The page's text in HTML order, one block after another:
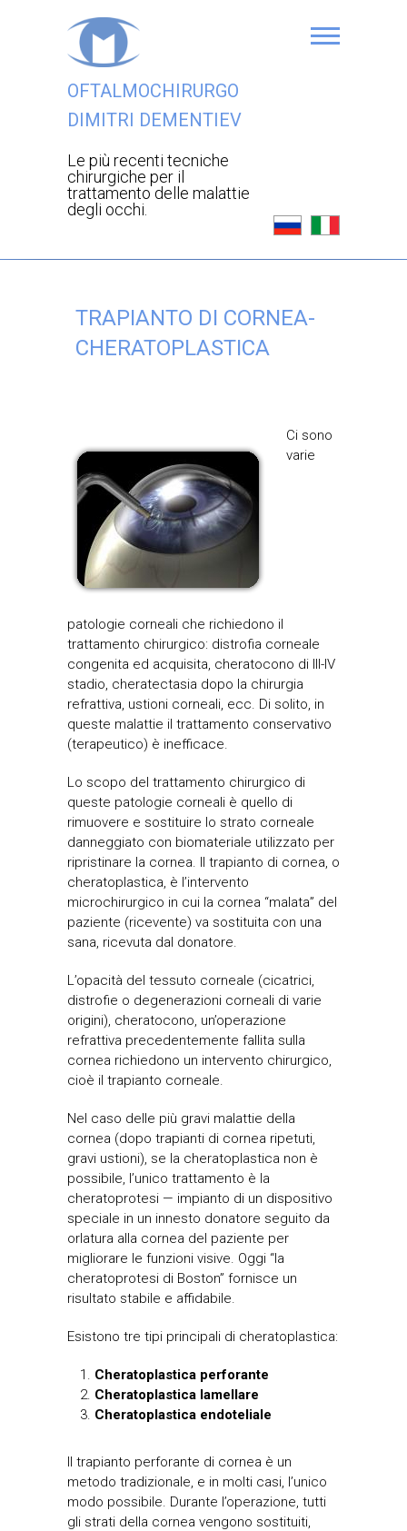
OFTALMOCHIRURGO
DIMITRI DEMENTIEV
Le più recenti tecniche
chirurgiche per il
trattamento delle malattie
degli occhi.
TRAPIANTO DI CORNEA-
CHERATOPLASTICA
Ci sono
varie
patologie corneali che richiedono il
trattamento chirurgico: distrofia corneale
congenita ed acquisita, cheratocono di III-IV
stadio, cheratectasia dopo la chirurgia
refrattiva, ustioni corneali, ecc. Di solito, in
queste malattie il trattamento conservativo
(terapeutico) è inefficace.
Lo scopo del trattamento chirurgico di
queste patologie corneali è quello di
rimuovere e sostituire lo strato corneale
danneggiato con biomateriale utilizzato per
ripristinare la cornea. Il trapianto di cornea, o
cheratoplastica, è l’intervento
microchirurgico in cui la cornea “malata” del
paziente (ricevente) va sostituita con una
sana, ricevuta dal donatore.
L’opacità del tessuto corneale (cicatrici,
distrofie o degenerazioni corneali di varie
origini), cheratocono, un’operazione
refrattiva precedentemente fallita sulla
cornea richiedono un intervento chirurgico,
cioè il trapianto corneale.
Nel caso delle più gravi malattie della
cornea (dopo trapianti di cornea ripetuti,
gravi ustioni), se la cheratoplastica non è
possibile, l’unico trattamento è la
cheratoprotesi — impianto di un dispositivo
speciale in un innesto donatore seguito da
orlatura alla cornea del paziente per
migliorare le funzioni visive. Oggi “la
cheratoprotesi di Boston” fornisce un
risultato stabile e affidabile.
Esistono tre tipi principali di cheratoplastica:
Cheratoplastica perforante
Cheratoplastica lamellare
Cheratoplastica endoteliale
Il trapianto perforante di cornea è un
metodo tradizionale, e in molti casi, l’unico
modo possibile. Durante l’operazione, tutti
gli strati della cornea vengono sostituiti,